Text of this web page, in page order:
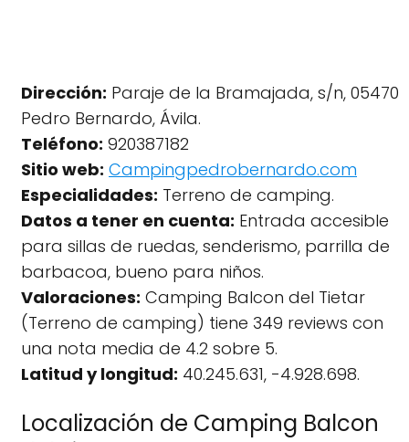
Dirección: Paraje de la Bramajada, s/n, 05470
Pedro Bernardo, Ávila.
Teléfono: 920387182
Sitio web: Campingpedrobernardo.com
Especialidades: Terreno de camping.
Datos a tener en cuenta: Entrada accesible
para sillas de ruedas, senderismo, parrilla de
barbacoa, bueno para niños.
Valoraciones: Camping Balcon del Tietar
(Terreno de camping) tiene 349 reviews con
una nota media de 4.2 sobre 5.
Latitud y longitud: 40.245.631, -4.928.698.
Localización de Camping Balcon